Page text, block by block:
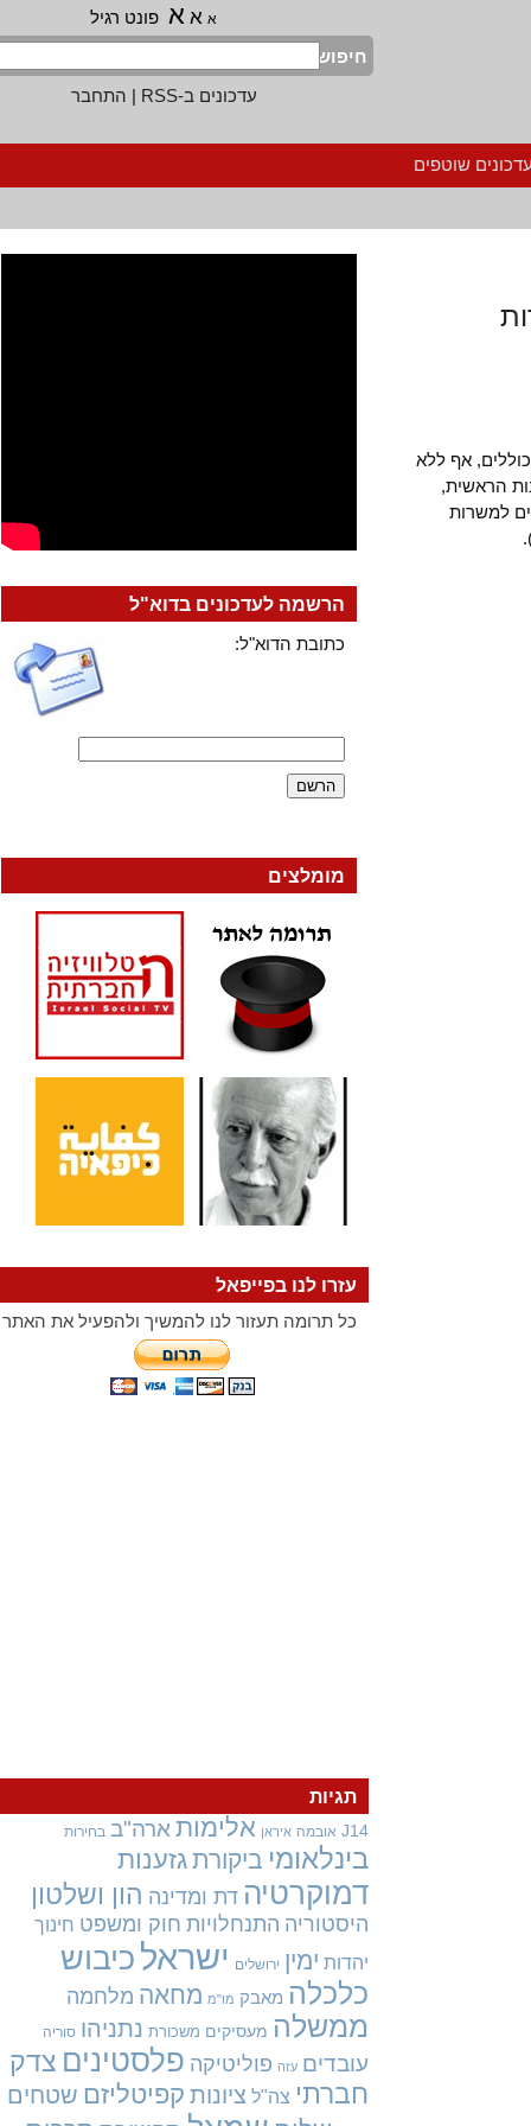
א א פונט רגיל
חיפוש
עדכונים ב-RSS
|התחבר
שוטפים
אף ללא
הרשמה לעדכונים בדוא"ל
כתובת הדוא"ל:
מומלצים
עזרו לנו בפייפאל
כל תרומה תעזור לנו להמשיך ולהפעיל את האתר
תגיות
J14 אובמה איראן אלימות ארה"ב בחירות
בינלאומיביקורתגזענות
דמוקרטיה דת ומדינההון ושלטון
היסטוריה התנחלויות חוק ומשפט חינוך
יהדות ימין ירושלים ישראלכיבוש
כלכלה מאבק מו"מ מחאהמלחמה
ממשלה מעסיקים משכורת נתניהו סוריה
עובדים עזה פוליטיקה פלסטיניםצדק
חברתי צה"ל ציונותקפיטליזםשטחים